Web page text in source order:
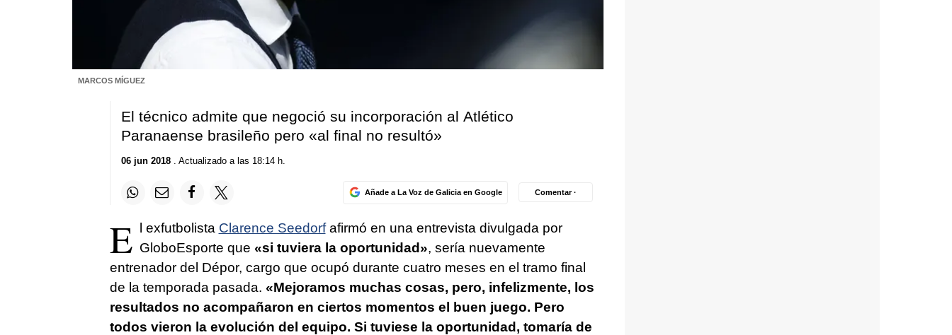
MARCOS MÍGUEZ
El técnico admite que negoció su incorporación al Atlético
Paranaense brasileño pero «al final no resultó»
06 jun 2018. Actualizado a las 18:14 h.
Añade a La Voz de Galicia en Google Comentar ·
E l exfutbolista Clarence Seedorfafirmó en una entrevista divulgada por
GloboEsporte que «si tuviera la oportunidad», sería nuevamente
entrenador del Dépor, cargo que ocupó durante cuatro meses en el tramo final
de la temporada pasada. «Mejoramos muchas cosas, pero, infelizmente, los
resultados no acompañaron en ciertos momentos el buen juego. Pero
todos vieron la evolución del equipo. Si tuviese la oportunidad, tomaría de